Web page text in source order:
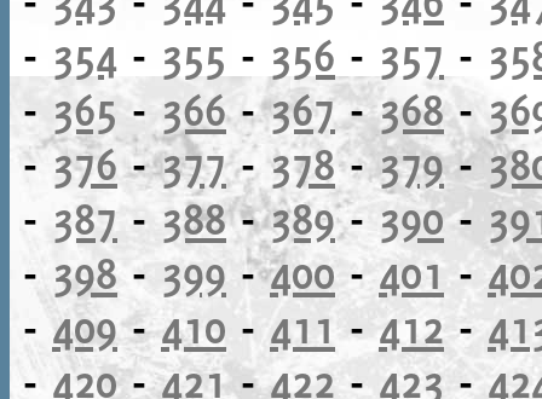
- 354 - 355 - 356 - 357 -
- 365 - 366-367-368-
-376-377-378- 379-
- 387 - 388-389- 390-
- 398 - 399 -400-401 -
-409-410 - 411-412 -
- 420-421-422 - 423 -